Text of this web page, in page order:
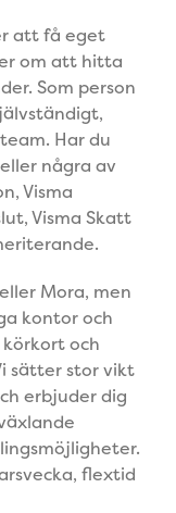
att få eget
om att hitta
Som person
Har du
några av
Visma
Visma Skatt
Mora, men
kontor och
och
sätter stor vikt
erbjuder dig
flextid